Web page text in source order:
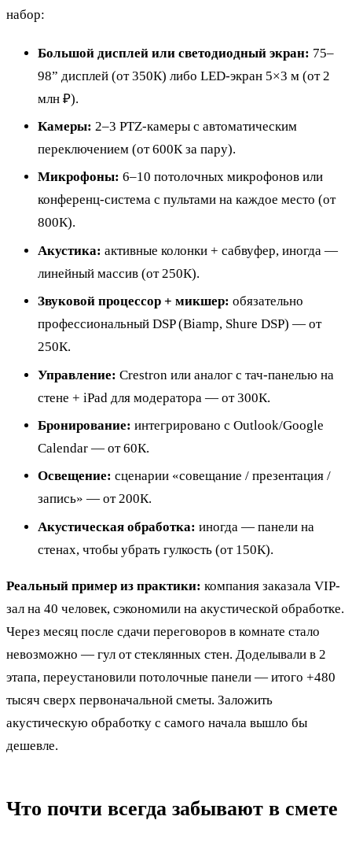
набор:
Большой дисплей или светодиодный экран: 75–
98” дисплей (от 350К) либо LED-экран 5×3 м (от 2
млн ₽).
Камеры: 2–3 PTZ-камеры с автоматическим
переключением (от 600К за пару).
Микрофоны: 6–10 потолочных микрофонов или
конференц-система с пультами на каждое место (от
800К).
Акустика: активные колонки + сабвуфер, иногда —
линейный массив (от 250К).
Звуковой процессор + микшер: обязательно
профессиональный DSP (Biamp, Shure DSP) — от
250К.
Управление: Crestron или аналог с тач-панелью на
стене + iPad для модератора — от 300К.
Бронирование: интегрировано с Outlook/Google
Calendar — от 60К.
Освещение: сценарии «совещание / презентация /
запись» — от 200К.
Акустическая обработка: иногда — панели на
стенах, чтобы убрать гулкость (от 150К).
Реальный пример из практики: компания заказала VIP-
зал на 40 человек, сэкономили на акустической обработке.
Через месяц после сдачи переговоров в комнате стало
невозможно — гул от стеклянных стен. Доделывали в 2
этапа, переустановили потолочные панели — итого +480
тысяч сверх первоначальной сметы. Заложить
акустическую обработку с самого начала вышло бы
дешевле.
Что почти всегда забывают в смете